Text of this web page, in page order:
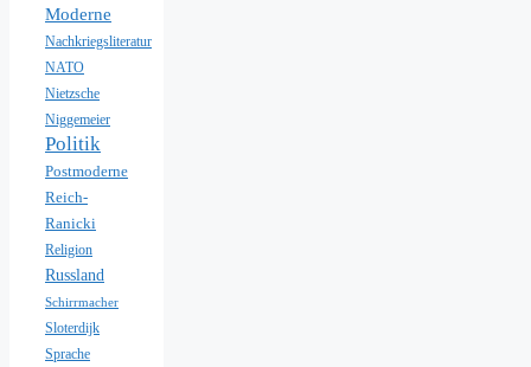
Moderne
Nachkriegsliteratur
NATO
Nietzsche
Niggemeier
Politik
Postmoderne
Reich-
Ranicki
Religion
Russland
Schirrmacher
Sloterdijk
Sprache